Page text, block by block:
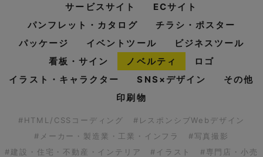
サービスサイト
ECサイト
パンフレット・カタログ
チラシ・ポスター
パッケージ
イベントツール
ビジネスツール
看板・サイン
ノベルティ
ロゴ
イラスト・キャラクター
SNS×デザイン
その他
印刷物
#HTML/CSSコーディング
#レスポンシブWebデザイン
#メーカー・製造業・工業・インフラ
#写真撮影
#建設・住宅・不動産・インテリア
#イラスト
#専門店・小売